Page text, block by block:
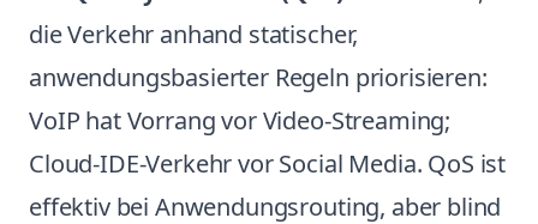
die Verkehr anhand statischer,
anwendungsbasierter Regeln priorisieren:
VoIP hat Vorrang vor Video-Streaming;
Cloud-IDE-Verkehr vor Social Media. QoS ist
effektiv bei Anwendungsrouting, aber blind